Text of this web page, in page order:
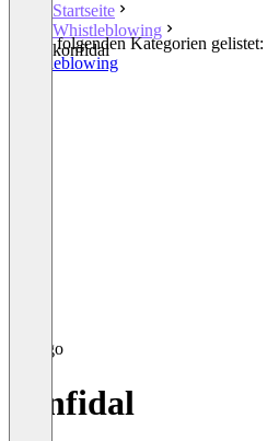
Startseite
Whistleblowing
konfidal
In den folgenden Kategorien gelistet:
Whistleblowing
konfidal